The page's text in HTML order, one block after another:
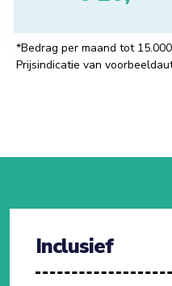
*Bedrag per maand tot
Prijsindicatie van
Inclusief